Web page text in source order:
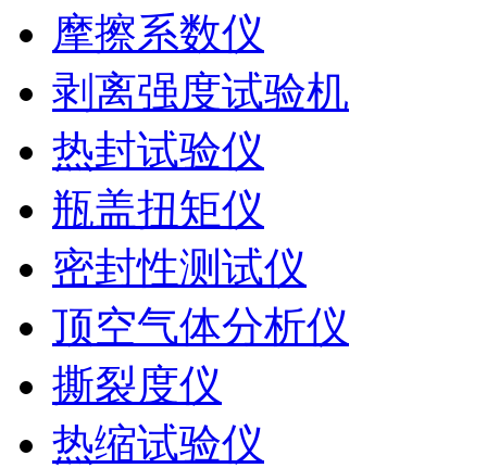
摩擦系数仪
剥离强度试验机
热封试验仪
瓶盖扭矩仪
密封性测试仪
顶空气体分析仪
撕裂度仪
热缩试验仪